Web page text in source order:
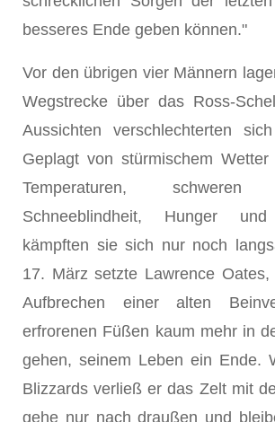
besseres Ende geben können."
Vor den übrigen vier Männern
Wegstrecke über das Ross-
Aussichten verschlechterten
Geplagt von stürmischem
Temperaturen, schweren
Schneeblindheit, Hunger und
kämpften sie sich nur noch
17. März setzte Lawrence
Aufbrechen einer alten
erfrorenen Füßen kaum mehr in
gehen, seinem Leben ein Ende.
Blizzards verließ er das Zelt mit
gehe nur nach draußen und